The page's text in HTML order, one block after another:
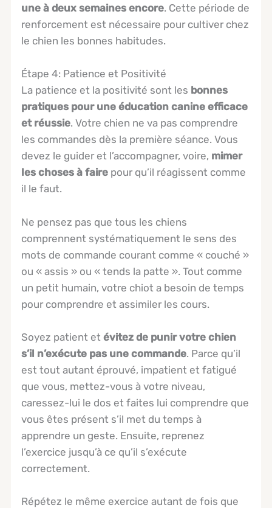
une à deux semaines encore. Cette période de
renforcement est nécessaire pour cultiver chez
le chien les bonnes habitudes.
Étape 4: Patience et Positivité
La patience et la positivité sont les bonnes
pratiques pour une éducation canine efficace
et réussie. Votre chien ne va pas comprendre
les commandes dès la première séance. Vous
devez le guider et l’accompagner, voire, mimer
les choses à faire pour qu’il réagissent comme
il le faut.
Ne pensez pas que tous les chiens
comprennent systématiquement le sens des
mots de commande courant comme « couché »
ou « assis » ou « tends la patte ». Tout comme
un petit humain, votre chiot a besoin de temps
pour comprendre et assimiler les cours.
Soyez patient etévitez de punir votre chien
s’il n’exécute pas une commande. Parce qu’il
est tout autant éprouvé, impatient et fatigué
que vous, mettez-vous à votre niveau,
caressez-lui le dos et faites lui comprendre que
vous êtes présent s’il met du temps à
apprendre un geste. Ensuite, reprenez
l’exercice jusqu’à ce qu’il s’exécute
correctement.
Répétez le même exercice autant de fois que